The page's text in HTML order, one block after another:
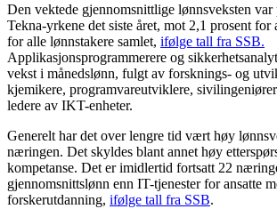
Den vektede gjennomsnittlige lønnsveksten var
Tekna-yrkene det siste året, mot 2,1 prosent for
for alle lønnstakere samlet, ifølge tall fra SSB.
Applikasjonsprogrammerere og
vekst i månedslønn, fulgt av forsknings- og
kjemikere, programvareutviklere,
ledere av IKT-enheter.
Generelt har det over lengre tid vært høy
næringen. Det skyldes blant annet høy
kompetanse. Det er imidlertid fortsatt 22
gjennomsnittslønn enn IT-tjenester for ansatte
forskerutdanning, ifølge tall fra SSB.